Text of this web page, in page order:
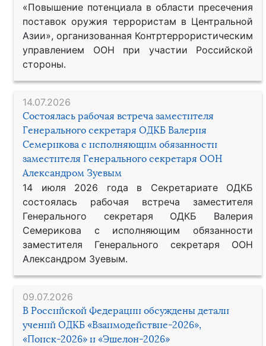
«Повышение потенциала в области пресечения
поставок оружия террористам в Центральной
Азии», организованная Контртеррористическим
управлением ООН при участии Российской
стороны.
14.07.2026
Состоялась рабочая встреча заместителя
Генерального секретаря ОДКБ Валерия
Семерикова с исполняющим обязанности
заместителя Генерального секретаря ООН
Александром Зуевым
14 июля 2026 года в Секретариате ОДКБ
состоялась рабочая встреча заместителя
Генерального секретаря ОДКБ Валерия
Семерикова с исполняющим обязанности
заместителя Генерального секретаря ООН
Александром Зуевым.
09.07.2026
В Российской Федерации обсуждены детали
учений ОДКБ «Взаимодействие-2026»,
«Поиск-2026» и «Эшелон-2026»